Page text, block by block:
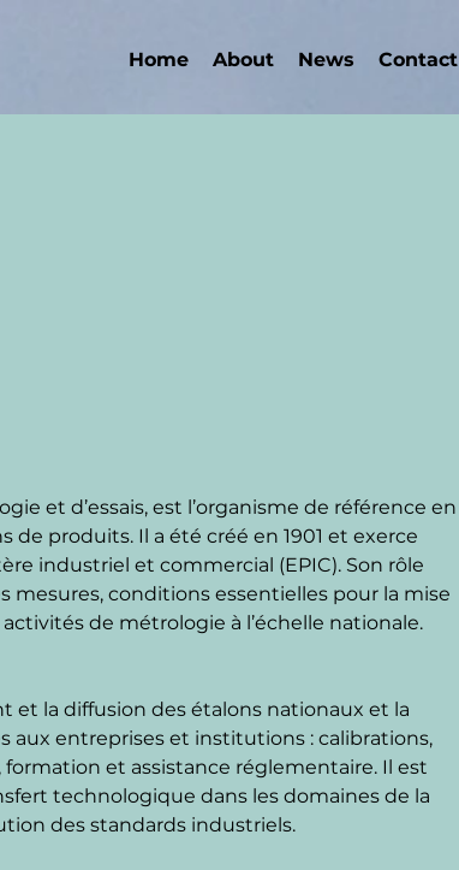
Home About News Contact
et d’essais, est l’organisme de référence en
produits. Il a été créé en 1901 et exerce
industriel et commercial (EPIC). Son rôle
conditions essentielles pour la mise
de métrologie à l’échelle nationale.
et la diffusion des étalons nationaux et la
aux entreprises et institutions : calibrations,
et assistance réglementaire. Il est
technologique dans les domaines de la
des standards industriels.